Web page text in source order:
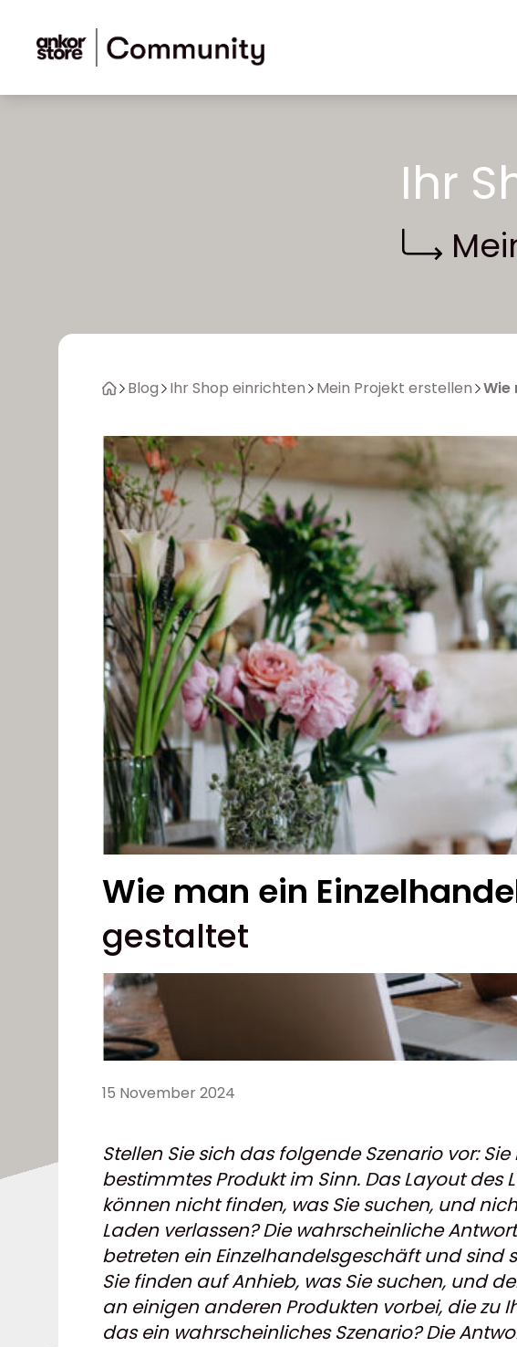
Ihr
Blog Ihr Shop einrichten Mein Projekt erstellen Wie
Wie man ein
gestaltet
15 November 2024
Stellen Sie sich das folgende Szenario vor:
bestimmtes Produkt im Sinn. Das Layout
können nicht finden, was Sie suchen, und
Laden verlassen? Die wahrscheinliche
betreten ein Einzelhandelsgeschäft und sind
Sie finden auf Anhieb, was Sie suchen, und
an einigen anderen Produkten vorbei, die zu
das ein wahrscheinliches Szenario? Die